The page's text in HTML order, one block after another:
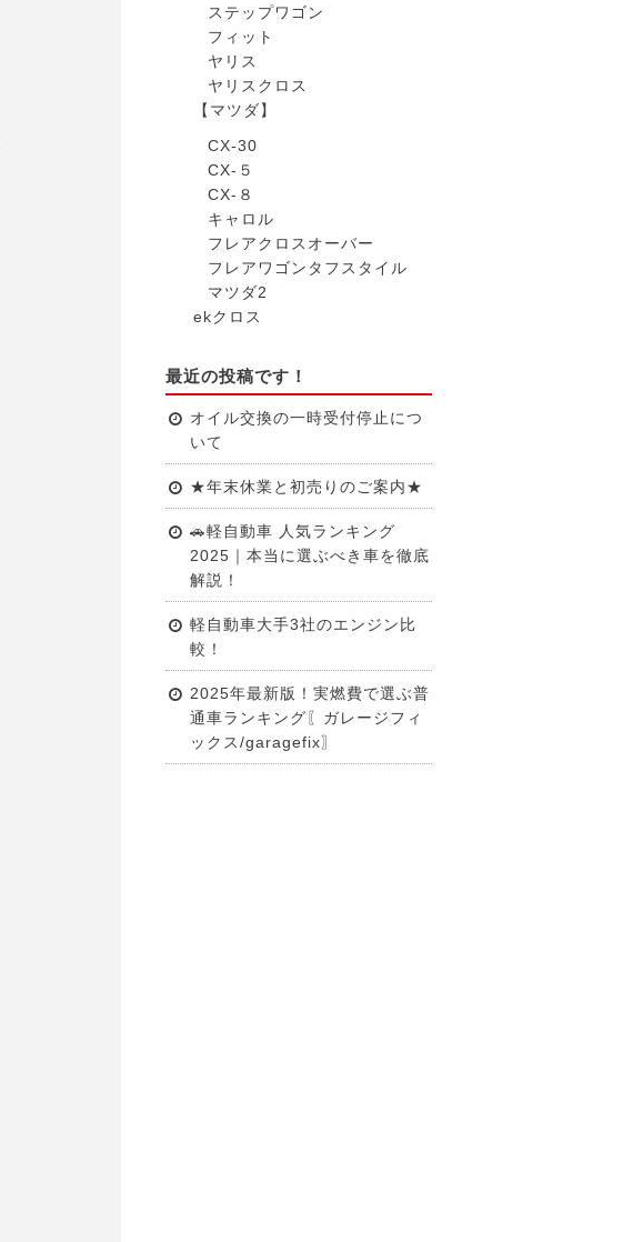
ステップワゴン
フィット
ヤリス
ヤリスクロス
【マツダ】
CX-30
CX-５
CX-８
キャロル
フレアクロスオーバー
フレアワゴンタフスタイル
マツダ2
ekクロス
最近の投稿です！
オイル交換の一時受付停止につ
いて
★年末休業と初売りのご案内★
🚗軽自動車 人気ランキング
2025｜本当に選ぶべき車を徹底
解説！
軽自動車大手3社のエンジン比
較！
2025年最新版！実燃費で選ぶ普
通車ランキング〖ガレージフィ
ックス/garagefix〗